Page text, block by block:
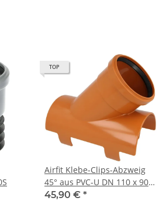
TOP
Airfit Klebe-Clips-Abzweig
45° aus PVC-U DN 110 x 90
mm 451190KA
45,90 € *